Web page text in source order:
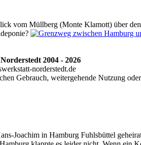
vom Müllberg (Monte Klamott) über den
2004 - 2026
norderstedt.de
Gebrauch, weitergehende Nutzung
Joachim in Hamburg Fuhlsbüttel